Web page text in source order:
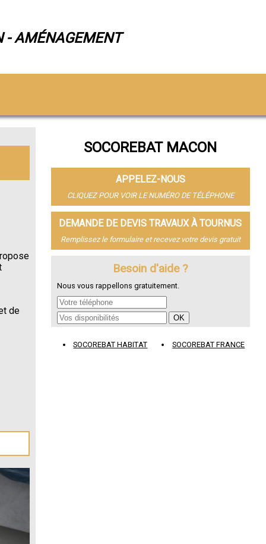
- AMÉNAGEMENT
de
SOCOREBAT MACON
APPELEZ-NOUS
CLIQUEZ POUR VOIR LE NUMÉRO DE TÉLÉPHONE
DEMANDE DE DEVIS TRAVAUX À TOURNUS
Remplissez le formulaire et recevez votre devis gratuit
Besoin d'aide ?
Nous vous rappellons gratuitement.
SOCOREBAT HABITAT SOCOREBAT FRANCE